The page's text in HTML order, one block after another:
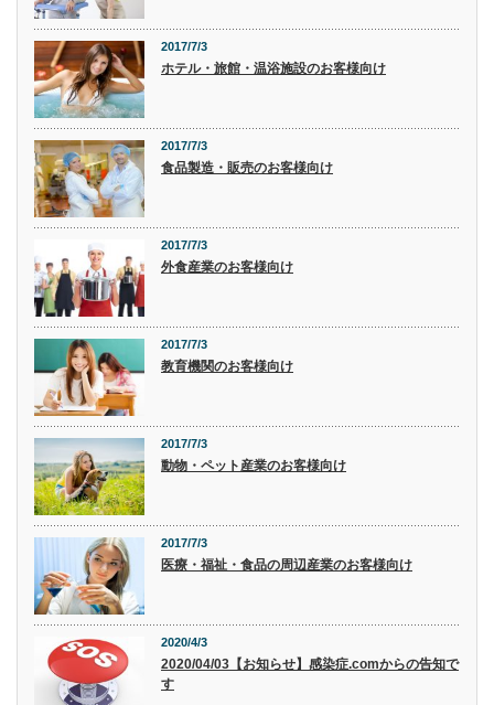
2017/7/3
ホテル・旅館・温浴施設のお客様向け
2017/7/3
食品製造・販売のお客様向け
2017/7/3
外食産業のお客様向け
2017/7/3
教育機関のお客様向け
2017/7/3
動物・ペット産業のお客様向け
2017/7/3
医療・福祉・食品の周辺産業のお客様向け
2020/4/3
2020/04/03【お知らせ】感染症.comからの告知で
す